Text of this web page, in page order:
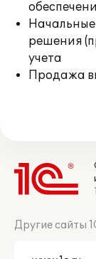
Начальные
решения
учета
Продажа
Другие сайты